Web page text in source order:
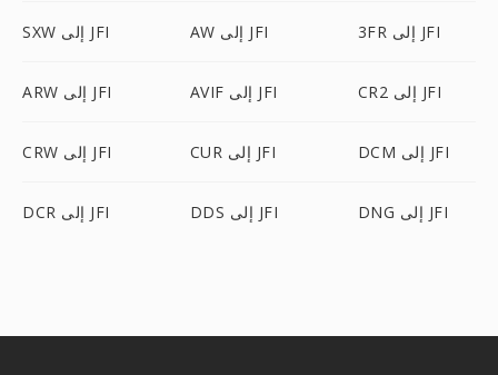
SXW إلى JFI AW إلى JFI 3FR إلى JFI
ARW إلى JFI AVIF إلى JFI CR2 إلى JFI
CRW إلى JFI CUR إلى JFI DCM إلى JFI
DCR إلى JFI DDS إلى JFI DNG إلى JFI